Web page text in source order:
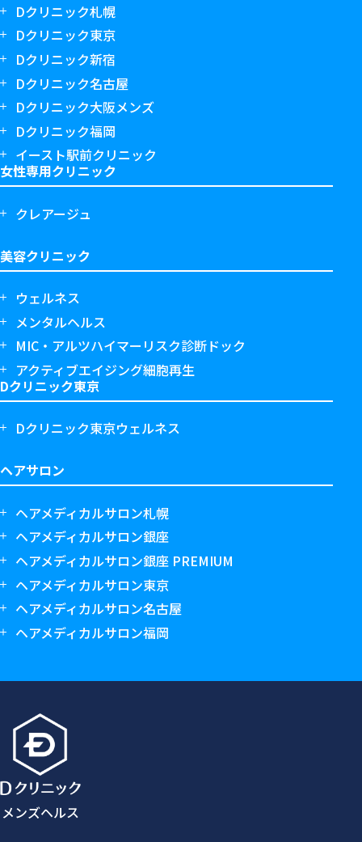
Dクリニック札幌
Dクリニック東京
Dクリニック新宿
Dクリニック名古屋
Dクリニック大阪メンズ
Dクリニック福岡
イースト駅前クリニック
女性専用クリニック
クレアージュ
美容クリニック
ウェルネス
メンタルヘルス
MIC・アルツハイマーリスク診断ドック
アクティブエイジング細胞再生
Dクリニック東京
Dクリニック東京ウェルネス
ヘアサロン
ヘアメディカルサロン札幌
ヘアメディカルサロン銀座
ヘアメディカルサロン銀座 PREMIUM
ヘアメディカルサロン東京
ヘアメディカルサロン名古屋
ヘアメディカルサロン福岡
メンズヘルス